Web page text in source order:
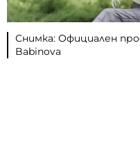
Снимка: Официален
Babinova